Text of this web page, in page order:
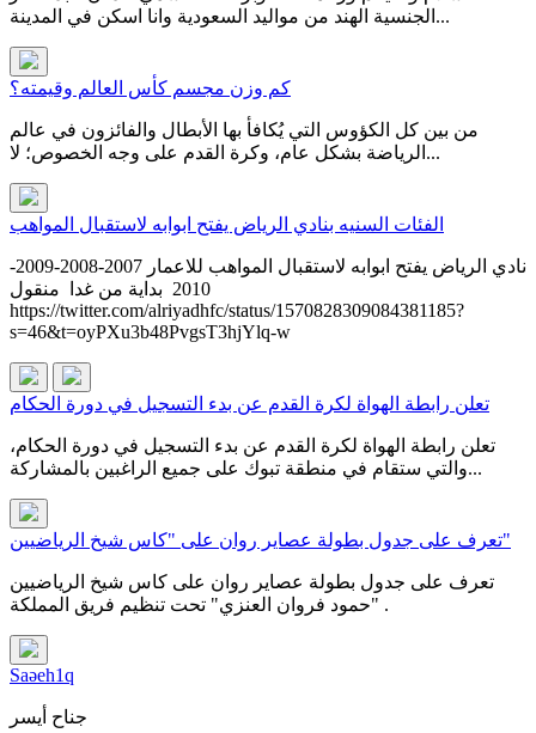
الجنسية الهند من مواليد السعودية وانا اسكن في المدينة...
كم وزن مجسم كأس العالم وقيمته؟
من بين كل الكؤوس التي يُكافأ بها الأبطال والفائزون في عالم
الرياضة بشكل عام، وكرة القدم على وجه الخصوص؛ لا...
الفئات السنيه بنادي الرياض يفتح ابوابه لاستقبال المواهب
نادي الرياض يفتح ابوابه لاستقبال المواهب للاعمار 2007-2008-2009-
2010 بداية من غدا منقول
https://twitter.com/alriyadhfc/status/1570828309084381185?
s=46&t=oyPXu3b48PvgsT3hjYlq-w
تعلن رابطة الهواة لكرة القدم عن بدء التسجيل في دورة الحكام
تعلن رابطة الهواة لكرة القدم عن بدء التسجيل في دورة الحكام،
والتي ستقام في منطقة تبوك على جميع الراغبين بالمشاركة...
تعرف على جدول بطولة عصاير روان على "كاس شيخ الرياضيين"
تعرف على جدول بطولة عصاير روان على كاس شيخ الرياضيين
"حمود فروان العنزي" تحت تنظيم فريق المملكة .
Saəeh1q
جناح أيسر